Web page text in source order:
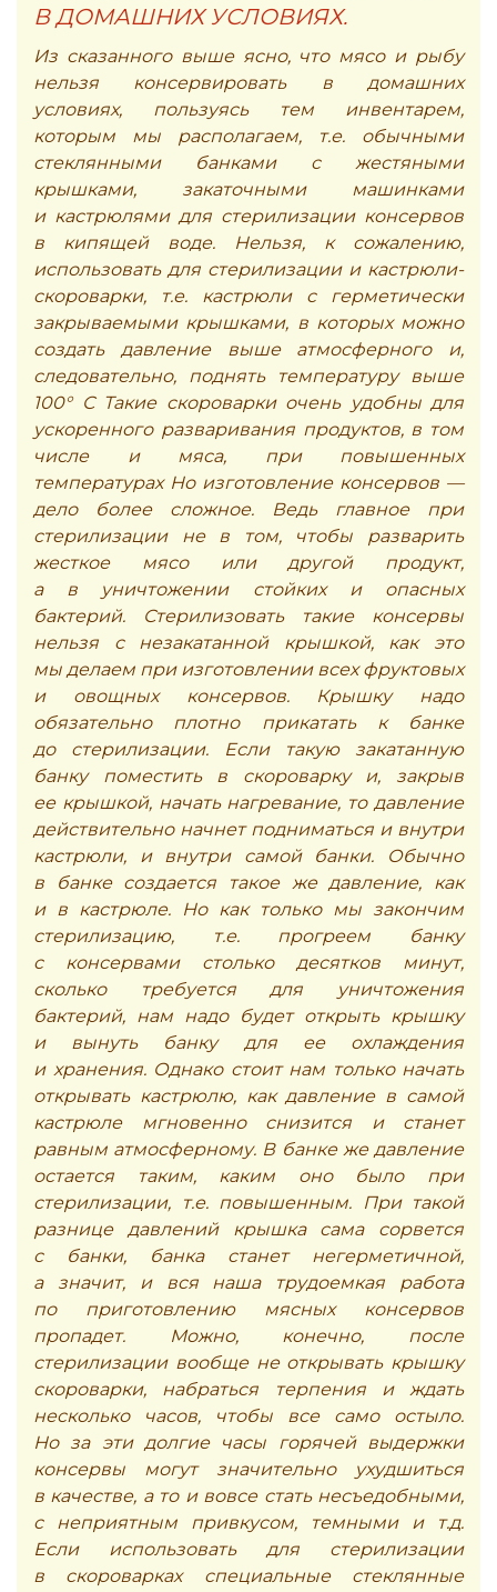
В ДОМАШНИХ УСЛОВИЯХ.
Из сказанного выше ясно, что мясо и рыбу
нельзя консервировать в домашних
условиях, пользуясь тем инвентарем,
которым мы располагаем, т.е. обычными
стеклянными банками с жестяными
крышками, закаточными машинками
и кастрюлями для стерилизации консервов
в кипящей воде. Нельзя, к сожалению,
использовать для стерилизации и кастрюли-
скороварки, т.е. кастрюли с герметически
закрываемыми крышками, в которых можно
создать давление выше атмосферного и,
следовательно, поднять температуру выше
100° С Такие скороварки очень удобны для
ускоренного разваривания продуктов, в том
числе и мяса, при повышенных
температурах Но изготовление консервов —
дело более сложное. Ведь главное при
стерилизации не в том, чтобы разварить
жесткое мясо или другой продукт,
а в уничтожении стойких и опасных
бактерий. Стерилизовать такие консервы
нельзя с незакатанной крышкой, как это
мы делаем при изготовлении всех фруктовых
и овощных консервов. Крышку надо
обязательно плотно прикатать к банке
до стерилизации. Если такую закатанную
банку поместить в скороварку и, закрыв
ее крышкой, начать нагревание, то давление
действительно начнет подниматься и внутри
кастрюли, и внутри самой банки. Обычно
в банке создается такое же давление, как
и в кастрюле. Но как только мы закончим
стерилизацию, т.е. прогреем банку
с консервами столько десятков минут,
сколько требуется для уничтожения
бактерий, нам надо будет открыть крышку
и вынуть банку для ее охлаждения
и хранения. Однако стоит нам только начать
открывать кастрюлю, как давление в самой
кастрюле мгновенно снизится и станет
равным атмосферному. В банке же давление
остается таким, каким оно было при
стерилизации, т.е. повышенным. При такой
разнице давлений крышка сама сорвется
с банки, банка станет негерметичной,
а значит, и вся наша трудоемкая работа
по приготовлению мясных консервов
пропадет. Можно, конечно, после
стерилизации вообще не открывать крышку
скороварки, набраться терпения и ждать
несколько часов, чтобы все само остыло.
Но за эти долгие часы горячей выдержки
консервы могут значительно ухудшиться
в качестве, а то и вовсе стать несъедобными,
с неприятным привкусом, темными и т.д.
Если использовать для стерилизации
в скороварках специальные стеклянные